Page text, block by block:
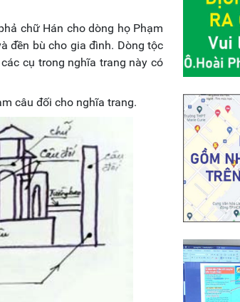
chữ Hán cho dòng họ Phạm
đền bù cho gia đình. Dòng tộc
cụ trong nghĩa trang này có
câu đối cho nghĩa trang.